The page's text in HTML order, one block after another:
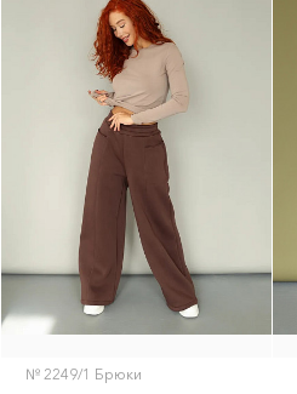
№ 2249/1 Брюки